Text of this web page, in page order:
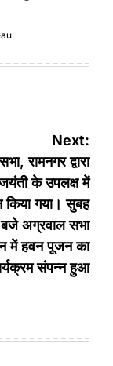
Next:
रामनगर द्वारा
के उपलक्ष में
गया। सुबह
अग्रवाल सभा
में हवन पूजन का
संपन्न हुआ